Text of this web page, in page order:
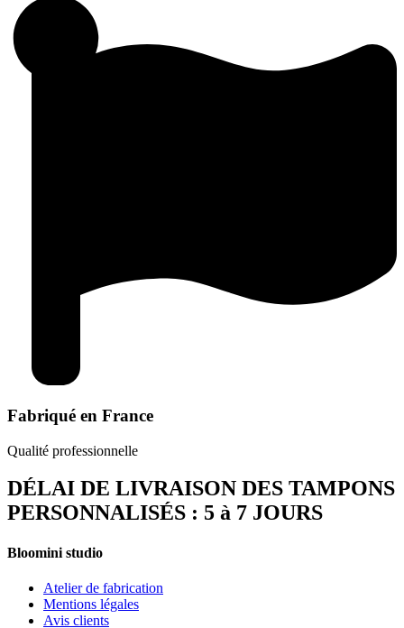
Fabriqué en France
Qualité professionnelle
DÉLAI DE LIVRAISON DES TAMPONS
PERSONNALISÉS : 5 à 7 JOURS
Bloomini studio
Atelier de fabrication
Mentions légales
Avis clients